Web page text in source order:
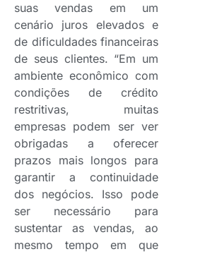
suas vendas em um
cenário juros elevados e
de dificuldades financeiras
de seus clientes. “Em um
ambiente econômico com
condições de crédito
restritivas, muitas
empresas podem ser ver
obrigadas a oferecer
prazos mais longos para
garantir a continuidade
dos negócios. Isso pode
ser necessário para
sustentar as vendas, ao
mesmo tempo em que